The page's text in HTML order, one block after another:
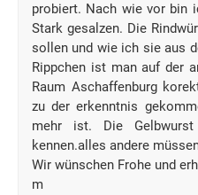
probiert. Nach wie vor bin
Stark gesalzen. Die
sollen und wie ich sie aus
Rippchen ist man auf der
Raum Aschaffenburg
zu der erkenntnis
mehr ist. Die
kennen.alles andere
Wir wünschen Frohe und
m